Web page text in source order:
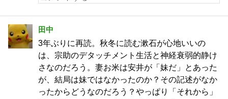
田中
3年ぶりに再読。秋冬に読む漱石が心地いいの
は、宗助のデタッチメント生活と神経衰弱的静け
さなのだろう。妻お米は安井が「妹だ」とあった
が、結局は妹ではなかったのか？その記述がなか
ったからどうなのだろう？やっぱり「それから」